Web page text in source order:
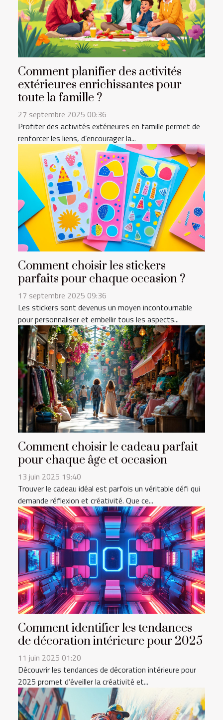
Comment planifier des activités
extérieures enrichissantes pour
toute la famille ?
27 septembre 2025 00:36
Profiter des activités extérieures en famille permet de
renforcer les liens, d’encourager la...
Comment choisir les stickers
parfaits pour chaque occasion ?
17 septembre 2025 09:36
Les stickers sont devenus un moyen incontournable
pour personnaliser et embellir tous les aspects...
Comment choisir le cadeau parfait
pour chaque âge et occasion
13 juin 2025 19:40
Trouver le cadeau idéal est parfois un véritable défi qui
demande réflexion et créativité. Que ce...
Comment identifier les tendances
de décoration intérieure pour 2025
11 juin 2025 01:20
Découvrir les tendances de décoration intérieure pour
2025 promet d’éveiller la créativité et...